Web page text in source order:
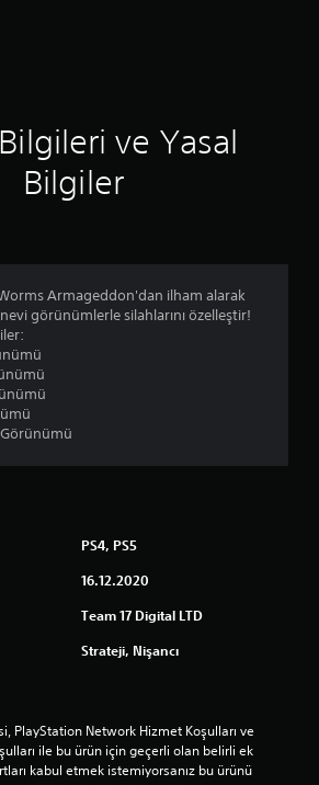
5
l
d
ve Yasal
Bilgiler
Armageddon'dan ilham alarak
görünümlerle silahlarını özelleştir!
PS4, PS5
16.12.2020
Team 17 Digital LTD
Strateji, Nişancı
PlayStation Network Hizmet Koşulları ve
ile bu ürün için geçerli olan belirli ek
kabul etmek istemiyorsanız bu ürünü